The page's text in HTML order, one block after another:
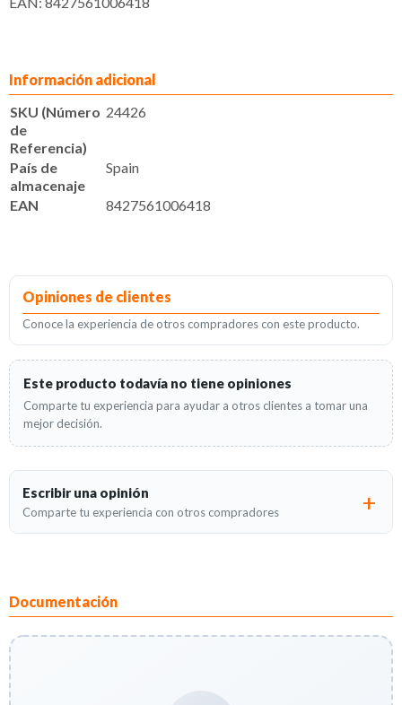
Información adicional
SKU (Número
de
Referencia)
24426
País de
almacenaje
Spain
EAN 8427561006418
Opiniones de clientes
Conoce la experiencia de otros compradores con este producto.
Este producto todavía no tiene opiniones
Comparte tu experiencia para ayudar a otros clientes a tomar una
mejor decisión.
Escribir una opinión
Comparte tu experiencia con otros compradores
Documentación